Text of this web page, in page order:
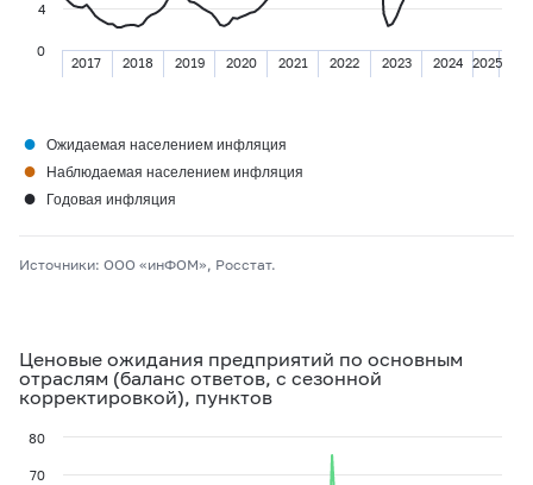
Ценовые ожидания предприятий по основным
отраслям (баланс ответов, с сезонной
корректировкой), пунктов
2017 2018 2019 2020 2021 2022 2023 2024 2025
0
4
● Ожидаемая населением инфляция
● Наблюдаемая населением инфляция
● Годовая инфляция
70
80
Источники: ООО «инФОМ», Росстат.